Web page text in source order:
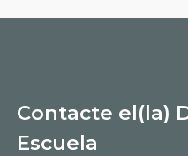
Contacte el(la)
Escuela